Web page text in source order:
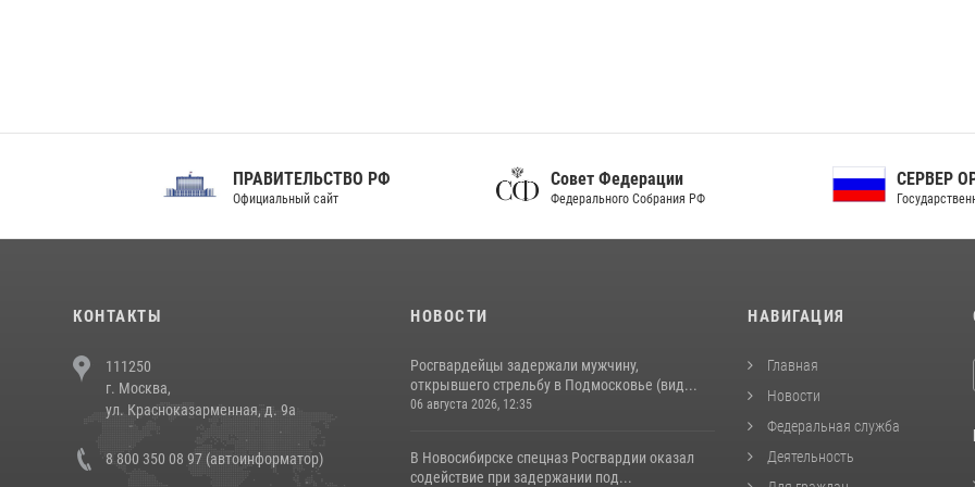
ПРАВИТЕЛЬСТВО РФ
Официальный сайт
Совет Федерации
Федерального Собрания РФ
СЕРВЕР ОРГАНОВ
Государственной власти РФ
КОНТАКТЫ
111250
г. Москва,
ул. Красноказарменная, д. 9а
8 800 350 08 97 (автоинформатор)
НОВОСТИ
Росгвардейцы задержали мужчину,
открывшего стрельбу в Подмосковье (вид...
06 августа 2026, 12:35
В Новосибирске спецназ Росгвардии оказал
содействие при задержании под...
НАВИГАЦИЯ
Главная
Новости
Федеральная служба
Деятельность